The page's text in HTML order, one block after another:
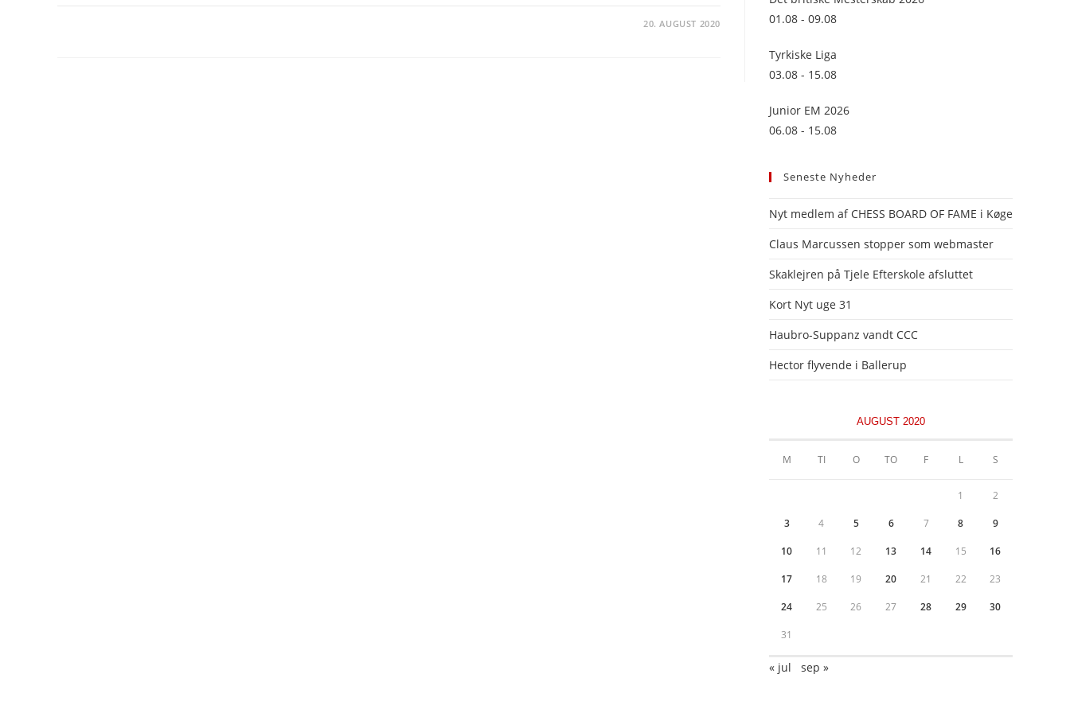
20. AUGUST 2020
01.08 - 09.08
Tyrkiske Liga
03.08 - 15.08
Junior EM 2026
06.08 - 15.08
Seneste Nyheder
Nyt medlem af CHESS BOARD OF FAME i Køge
Claus Marcussen stopper som webmaster
Skaklejren på Tjele Efterskole afsluttet
Kort Nyt uge 31
Haubro-Suppanz vandt CCC
Hector flyvende i Ballerup
AUGUST 2020
M TI O TO F L S
1 2
3 4 5 6 7 8 9
10 11 12 13 14 15 16
17 18 19 20 21 22 23
24 25 26 27 28 29 30
31
« jul sep »